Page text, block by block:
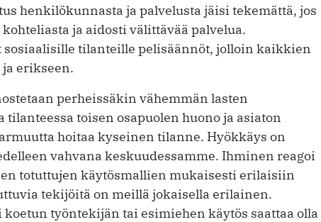
henkilökunnasta ja palvelusta jäisi tekemättä, jos
ja aidosti välittävää palvelua.
sosiaalisille tilanteille pelisäännöt, jolloin kaikkien
erikseen.
perheissäkin vähemmän lasten
tilanteessa toisen osapuolen huono ja asiaton
hoitaa kyseinen tilanne. Hyökkäys on
vahvana keskuudessamme. Ihminen reagoi
totuttujen käytösmallien mukaisesti erilaisiin
tekijöitä on meillä jokaisella erilainen.
työntekijän tai esimiehen käytös saattaa olla